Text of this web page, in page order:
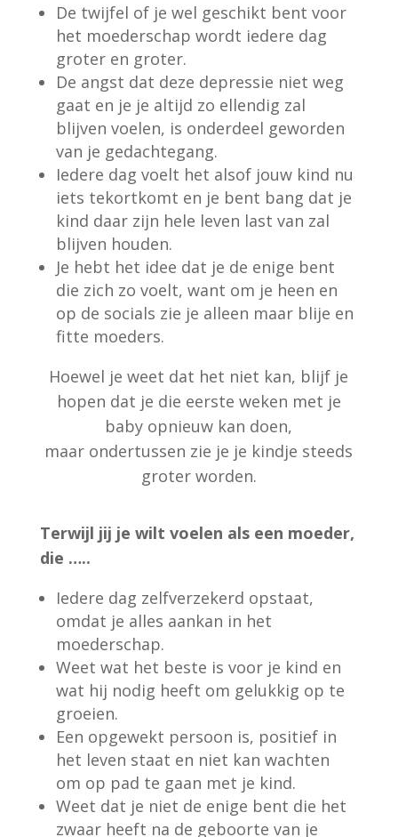
De twijfel of je wel geschikt bent voor
het moederschap wordt iedere dag
groter en groter.
De angst dat deze depressie niet weg
gaat en je je altijd zo ellendig zal
blijven voelen, is onderdeel geworden
van je gedachtegang.
Iedere dag voelt het alsof jouw kind nu
iets tekortkomt en je bent bang dat je
kind daar zijn hele leven last van zal
blijven houden.
Je hebt het idee dat je de enige bent
die zich zo voelt, want om je heen en
op de socials zie je alleen maar blije en
fitte moeders.
Hoewel je weet dat het niet kan, blijf je
hopen dat je die eerste weken met je
baby opnieuw kan doen,
maar ondertussen zie je je kindje steeds
groter worden.
Terwijl jij je wilt voelen als een moeder,
die …..
Iedere dag zelfverzekerd opstaat,
omdat je alles aankan in het
moederschap.
Weet wat het beste is voor je kind en
wat hij nodig heeft om gelukkig op te
groeien.
Een opgewekt persoon is, positief in
het leven staat en niet kan wachten
om op pad te gaan met je kind.
Weet dat je niet de enige bent die het
zwaar heeft na de geboorte van je